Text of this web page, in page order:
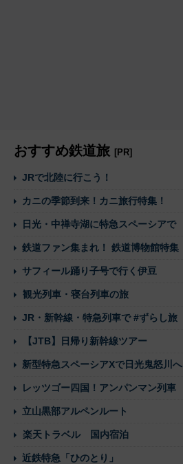
おすすめ鉄道旅 [PR]
JRで北陸に行こう！
カニの季節到来！カニ旅行特集！
日光・中禅寺湖に特急スペーシアで
鉄道ファン集まれ！ 鉄道博物館特集
サフィール踊り子号で行く伊豆
観光列車・寝台列車の旅
JR・新幹線・特急列車で #ずらし旅
【JTB】日帰り新幹線ツアー
新型特急スペーシアXで日光鬼怒川へ
レッツゴー四国！アンパンマン列車
立山黒部アルペンルート
楽天トラベル 国内宿泊
近鉄特急「ひのとり」